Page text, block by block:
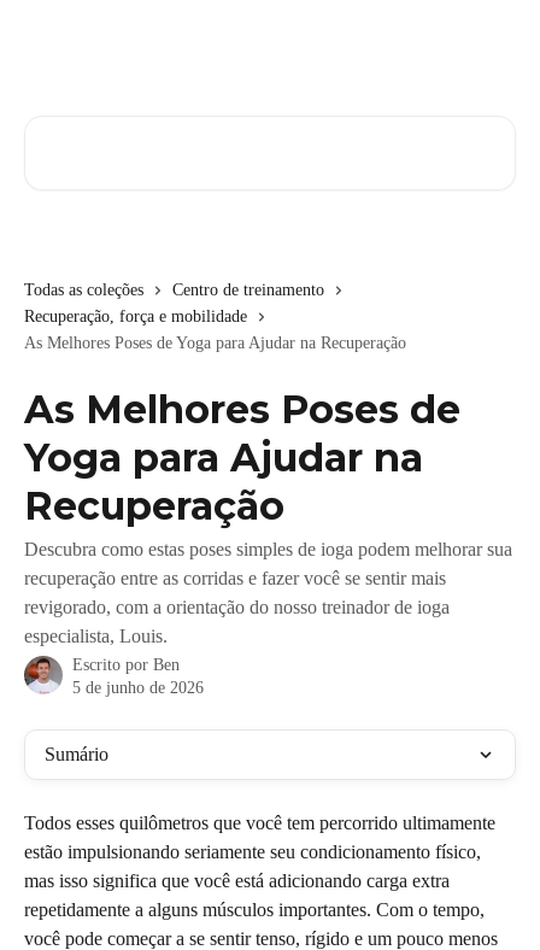
Todas as coleções
Centro de treinamento
Recuperação, força e mobilidade
As Melhores Poses de Yoga para Ajudar na Recuperação
As Melhores Poses de
Yoga para Ajudar na
Recuperação
Descubra como estas poses simples de ioga podem melhorar sua
recuperação entre as corridas e fazer você se sentir mais
revigorado, com a orientação do nosso treinador de ioga
especialista, Louis.
Escrito por Ben
5 de junho de 2026
Sumário
Todos esses quilômetros que você tem percorrido ultimamente
estão impulsionando seriamente seu condicionamento físico,
mas isso significa que você está adicionando carga extra
repetidamente a alguns músculos importantes. Com o tempo,
você pode começar a se sentir tenso, rígido e um pouco menos